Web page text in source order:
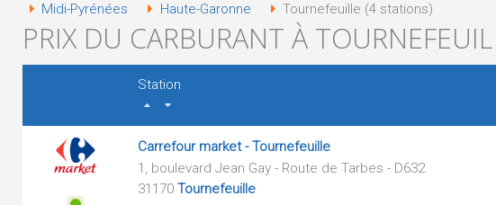
Midi-Pyrénées Haute-Garonne Tournefeuille (4 stations)
PRIX DU CARBURANT À
Station
Carrefour market - Tournefeuille
1, boulevard Jean Gay - Route de Tarbes - D632
31170 Tournefeuille